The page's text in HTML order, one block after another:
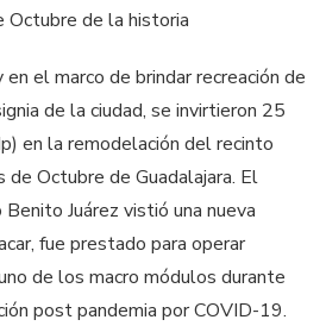
Octubre de la historia
en el marco de brindar recreación de
de la ciudad, se invirtieron 25
en la remodelación del recinto
Octubre de Guadalajara. El
Juárez vistió una nueva
fue prestado para operar
de los macro módulos durante
post pandemia por COVID-19.